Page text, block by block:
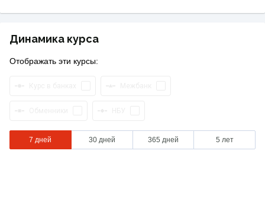
Динамика курса
Отображать эти курсы:
7 дней 30 дней 365 дней 5 лет